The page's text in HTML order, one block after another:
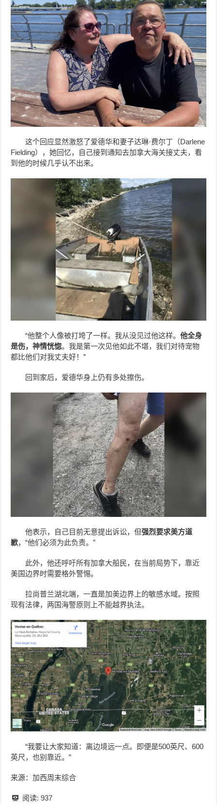
这个回应显然激怒了爱德华和妻子达琳·费尔丁（Darlene
Fielding），她回忆，自己接到通知去加拿大海关接丈夫，看
到他的时候几乎认不出来。
“他整个人像被打垮了一样。我从没见过他这样。他全身
是伤，神情恍惚。我是第一次见他如此不堪，我们对待宠物
都比他们对我丈夫好！”
回到家后，爱德华身上仍有多处擦伤。
他表示，自己目前无意提出诉讼，但强烈要求美方道
歉，“他们必须为此负责。”
此外，他还呼吁所有加拿大船民，在当前局势下，靠近
美国边界时需要格外警惕。
拉尚普兰湖北端，一直是加美边界上的敏感水域。按照
现有法律，两国海警原则上不能越界执法。
“我要让大家知道：离边境远一点。即便是500英尺、600
英尺，也别靠近。”
来源：加西周末综合
阅读: 937